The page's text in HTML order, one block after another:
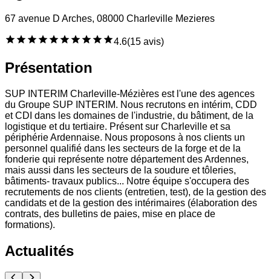
67 avenue D Arches, 08000 Charleville Mezieres
4.6(15 avis)
Présentation
SUP INTERIM Charleville-Mézières est l'une des agences
du Groupe SUP INTERIM. Nous recrutons en intérim, CDD
et CDI dans les domaines de l'industrie, du bâtiment, de la
logistique et du tertiaire. Présent sur Charleville et sa
périphérie Ardennaise. Nous proposons à nos clients un
personnel qualifié dans les secteurs de la forge et de la
fonderie qui représente notre département des Ardennes,
mais aussi dans les secteurs de la soudure et tôleries,
bâtiments- travaux publics... Notre équipe s'occupera des
recrutements de nos clients (entretien, test), de la gestion des
candidats et de la gestion des intérimaires (élaboration des
contrats, des bulletins de paies, mise en place de
formations).
Actualités